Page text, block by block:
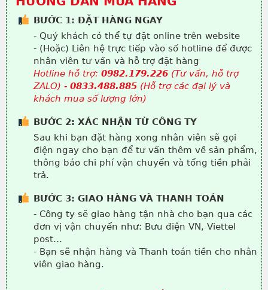
BƯỚC 1: ĐẶT HÀNG NGAY
- Quý khách có thể tự đặt online trên website
- (Hoặc) Liên hệ trực tiếp vào số hotline để được
nhân viên tư vấn và hỗ trợ đặt hàng
Hotline hỗ trợ: 0982.179.226 (Tư vấn, hỗ trợ
ZALO) - 0833.488.885 (Hỗ trợ các đại lý và
khách mua số lượng lớn)
BƯỚC 2: XÁC NHẬN TỪ CÔNG TY
Sau khi bạn đặt hàng xong nhân viên sẽ gọi
điện ngay cho bạn để tư vấn thêm về sản phẩm,
thông báo chi phí vận chuyển và tổng tiền phải
trả.
BƯỚC 3: GIAO HÀNG VÀ THANH TOÁN
- Công ty sẽ giao hàng tận nhà cho bạn qua các
đơn vị vận chuyển như: Bưu điện VN, Viettel
post…
- Bạn sẽ nhận hàng và Thanh toán tiền cho nhân
viên giao hàng.